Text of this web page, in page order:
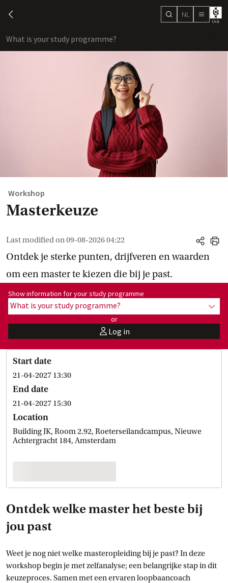
chevron-left search
NL menu
What is your study programme?
Workshop
Masterkeuze
Last modified on09-08-2026 04:22
share
print
Ontdek je sterke punten, drijfveren en waarden
om een master te kiezen die bij je past.
Show information for programme:
Show information for your study programme
What is your study programme?
or
userLog in
Start date
21-04-2027 13:30
End date
21-04-2027 15:30
Location
Building JK, Room 2.92, Roeterseilandcampus, Nieuwe
Achtergracht 184, Amsterdam
Ontdek welke master het beste bij
jou past
Weet je nog niet welke masteropleiding bij je past? In deze
workshop begin je met zelfanalyse; een belangrijke stap in dit
keuzeproces. Samen met een ervaren loopbaancoach